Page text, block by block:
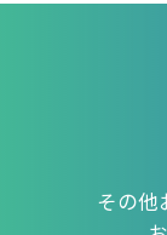
その他